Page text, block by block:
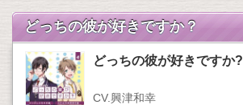
どっちの彼が好きですか？
どっちの彼が好きですか
CV.興津和幸